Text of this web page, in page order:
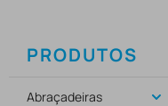
PRODUTOS
Abraçadeiras